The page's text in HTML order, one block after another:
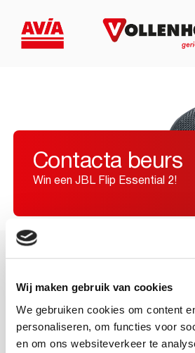
Wij maken gebruik van cookies
We gebruiken cookies om content
personaliseren, om functies voor
en om ons websiteverkeer te
Contacta beurs
Win een JBL Flip Essential 2!
/Contacta